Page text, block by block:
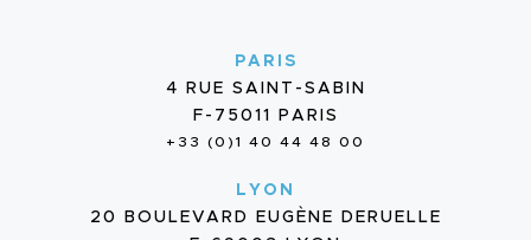
PARIS
4 RUE SAINT-SABIN
F-75011 PARIS
+33 (0)1 40 44 48 00
LYON
20 BOULEVARD EUGÈNE DERUELLE